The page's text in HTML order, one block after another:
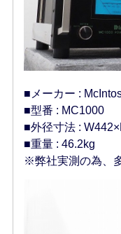
■メーカー :
■型番 : MC1000
■外径寸法 :
■重量 : 46.2kg
※弊社実測の為、